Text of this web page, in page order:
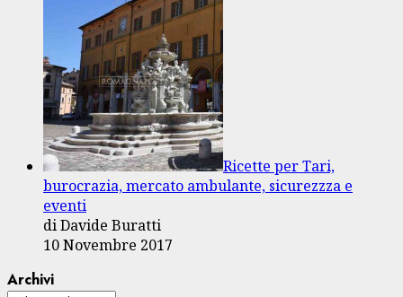
Ricette per Tari,
burocrazia, mercato ambulante, sicurezzza e
eventi
di Davide Buratti
10 Novembre 2017
Archivi